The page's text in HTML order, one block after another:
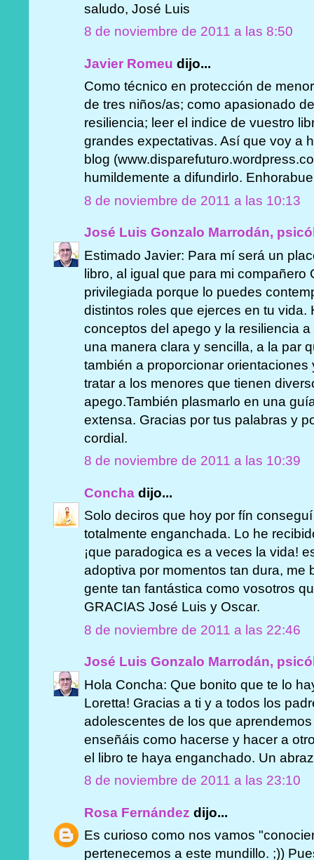
saludo, José Luis
8 de noviembre de 2011 a las 8:50
Javier Romeu dijo...
Como técnico en protección de
de tres niños/as; como apasionado
resiliencia; leer el indice de vuestro
grandes expectativas. Así que voy a
blog
humildemente a difundirlo.
8 de noviembre de 2011 a las 10:13
José Luis Gonzalo Marrodán,
Estimado Javier: Para mí será un
libro, al igual que para mi compañero
privilegiada porque lo puedes
distintos roles que ejerces en tu vida.
conceptos del apego y la resiliencia
una manera clara y sencilla, a la par
también a proporcionar
tratar a los menores que tienen
apego.También plasmarlo en una
extensa. Gracias por tus palabras y
cordial.
8 de noviembre de 2011 a las 10:39
Concha dijo...
Solo deciros que hoy por fín
totalmente enganchada. Lo he
¡que paradogica es a veces la vida!
adoptiva por momentos tan dura, me
gente tan fantástica como vosotros
GRACIAS José Luis y Oscar.
8 de noviembre de 2011 a las 22:46
José Luis Gonzalo Marrodán,
Hola Concha: Que bonito que te lo
Loretta! Gracias a ti y a todos los
adolescentes de los que
enseñáis como hacerse y hacer a
el libro te haya enganchado. Un
8 de noviembre de 2011 a las 23:10
Rosa Fernández dijo...
Es curioso como nos vamos
pertenecemos a este mundillo. ;))